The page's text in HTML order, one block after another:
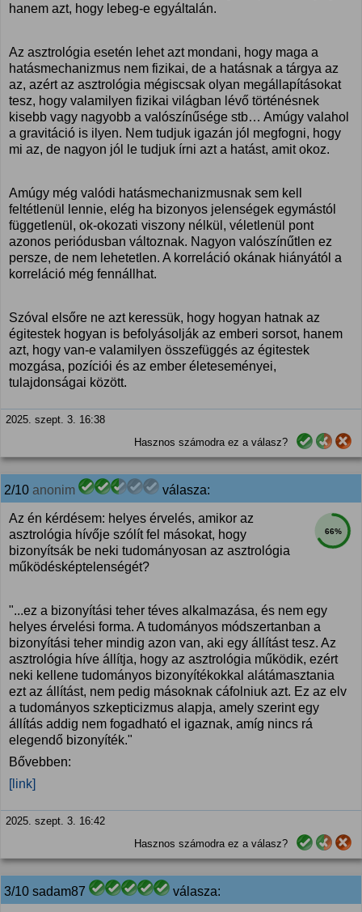
hanem azt, hogy lebeg-e egyáltalán.
Az asztrológia esetén lehet azt mondani, hogy maga a
hatásmechanizmus nem fizikai, de a hatásnak a tárgya az
az, azért az asztrológia mégiscsak olyan megállapításokat
tesz, hogy valamilyen fizikai világban lévő történésnek
kisebb vagy nagyobb a valószínűsége stb… Amúgy valahol
a gravitáció is ilyen. Nem tudjuk igazán jól megfogni, hogy
mi az, de nagyon jól le tudjuk írni azt a hatást, amit okoz.
Amúgy még valódi hatásmechanizmusnak sem kell
feltétlenül lennie, elég ha bizonyos jelenségek egymástól
függetlenül, ok-okozati viszony nélkül, véletlenül pont
azonos periódusban változnak. Nagyon valószínűtlen ez
persze, de nem lehetetlen. A korreláció okának hiányától a
korreláció még fennállhat.
Szóval elsőre ne azt keressük, hogy hogyan hatnak az
égitestek hogyan is befolyásolják az emberi sorsot, hanem
azt, hogy van-e valamilyen összefüggés az égitestek
mozgása, pozíciói és az ember életeseményei,
tulajdonságai között.
2025. szept. 3. 16:38
Hasznos számodra ez a válasz?
2/10 anonim válasza:
66%
Az én kérdésem: helyes érvelés, amikor az
asztrológia hívője szólít fel másokat, hogy
bizonyítsák be neki tudományosan az asztrológia
működésképtelenségét?
"...ez a bizonyítási teher téves alkalmazása, és nem egy
helyes érvelési forma. A tudományos módszertanban a
bizonyítási teher mindig azon van, aki egy állítást tesz. Az
asztrológia híve állítja, hogy az asztrológia működik, ezért
neki kellene tudományos bizonyítékokkal alátámasztania
ezt az állítást, nem pedig másoknak cáfolniuk azt. Ez az elv
a tudományos szkepticizmus alapja, amely szerint egy
állítás addig nem fogadható el igaznak, amíg nincs rá
elegendő bizonyíték."
Bővebben:
[link]
2025. szept. 3. 16:42
Hasznos számodra ez a válasz?
3/10 sadam87 válasza: